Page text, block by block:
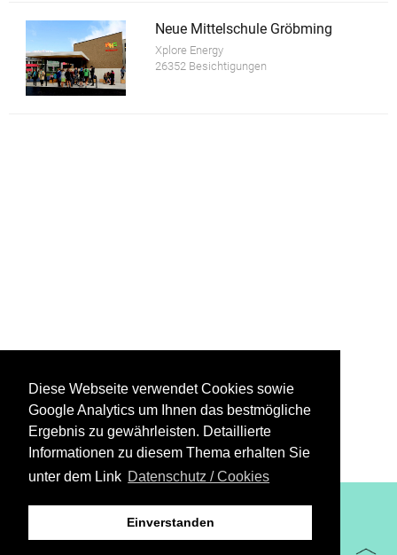
Diese Webseite verwendet Cookies sowie
Google Analytics um Ihnen das bestmögliche
Ergebnis zu gewährleisten. Detaillierte
Informationen zu diesem Thema erhalten Sie
unter dem Link Datenschutz / Cookies
Einverstanden
Neue Mittelschule Gröbming
Xplore Energy
26352 Besichtigungen
XiBIT Infoguide 2021